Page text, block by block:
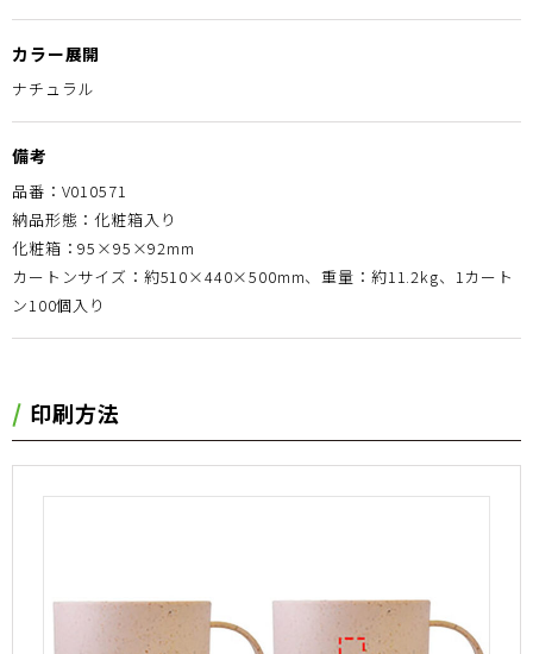
カラー展開
ナチュラル
備考
品番：V010571
納品形態：化粧箱入り
化粧箱：95×95×92mm
カートンサイズ：約510×440×500mm、重量：約11.2kg、1カート
ン100個入り
印刷方法